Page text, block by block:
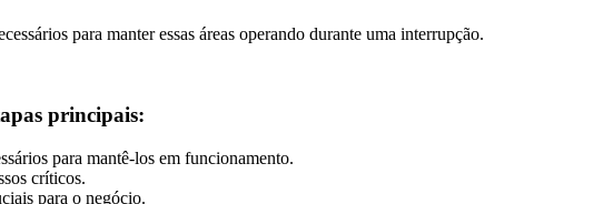
para manter essas áreas operando durante uma interrupção.
principais:
para mantê-los em funcionamento.
críticos.
para o negócio.